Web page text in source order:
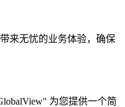
来无忧的业务体验，确保
为您提供一个简